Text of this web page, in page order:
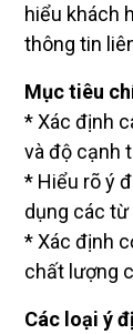
hiểu khách
thông tin
Mục tiêu
* Xác định
và độ cạnh
* Hiểu rõ ý
dụng các từ
* Xác định
chất lượng
Các loại ý